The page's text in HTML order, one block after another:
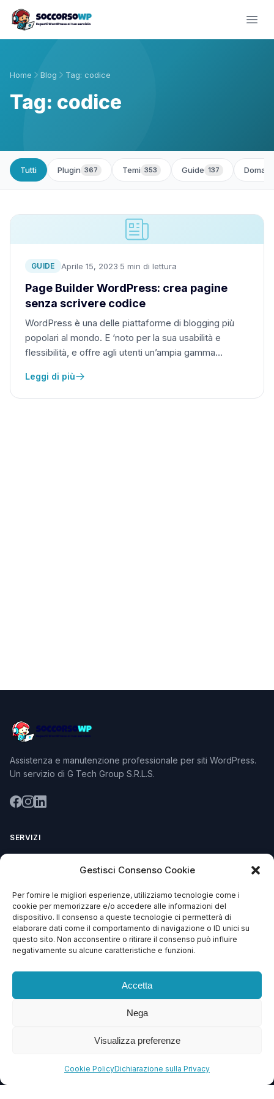
Gestisci Consenso Cookie
Per fornire le migliori esperienze, utilizziamo tecnologie come i
cookie per memorizzare e/o accedere alle informazioni del
dispositivo. Il consenso a queste tecnologie ci permetterà di
elaborare dati come il comportamento di navigazione o ID unici su
questo sito. Non acconsentire o ritirare il consenso può influire
negativamente su alcune caratteristiche e funzioni.
Accetta
Nega
Visualizza preferenze
Cookie PolicyDichiarazione sulla Privacy
Home Blog Tag: codice
Tag: codice
Tutti Plugin 367 Temi 353 Guide 137
GUIDE Aprile 15, 2023·5 min di lettura
Page Builder WordPress: crea pagine
senza scrivere codice
WordPress è una delle piattaforme di blogging più
popolari al mondo. E ‘noto per la sua usabilità e
flessibilità, e offre agli utenti un’ampia gamma…
Leggi di più
Assistenza e manutenzione professionale per siti WordPress.
Un servizio di G Tech Group S.R.L.S.
SERVIZI
Sviluppo Plugin
Piani e Prezzi
SUPPORTO